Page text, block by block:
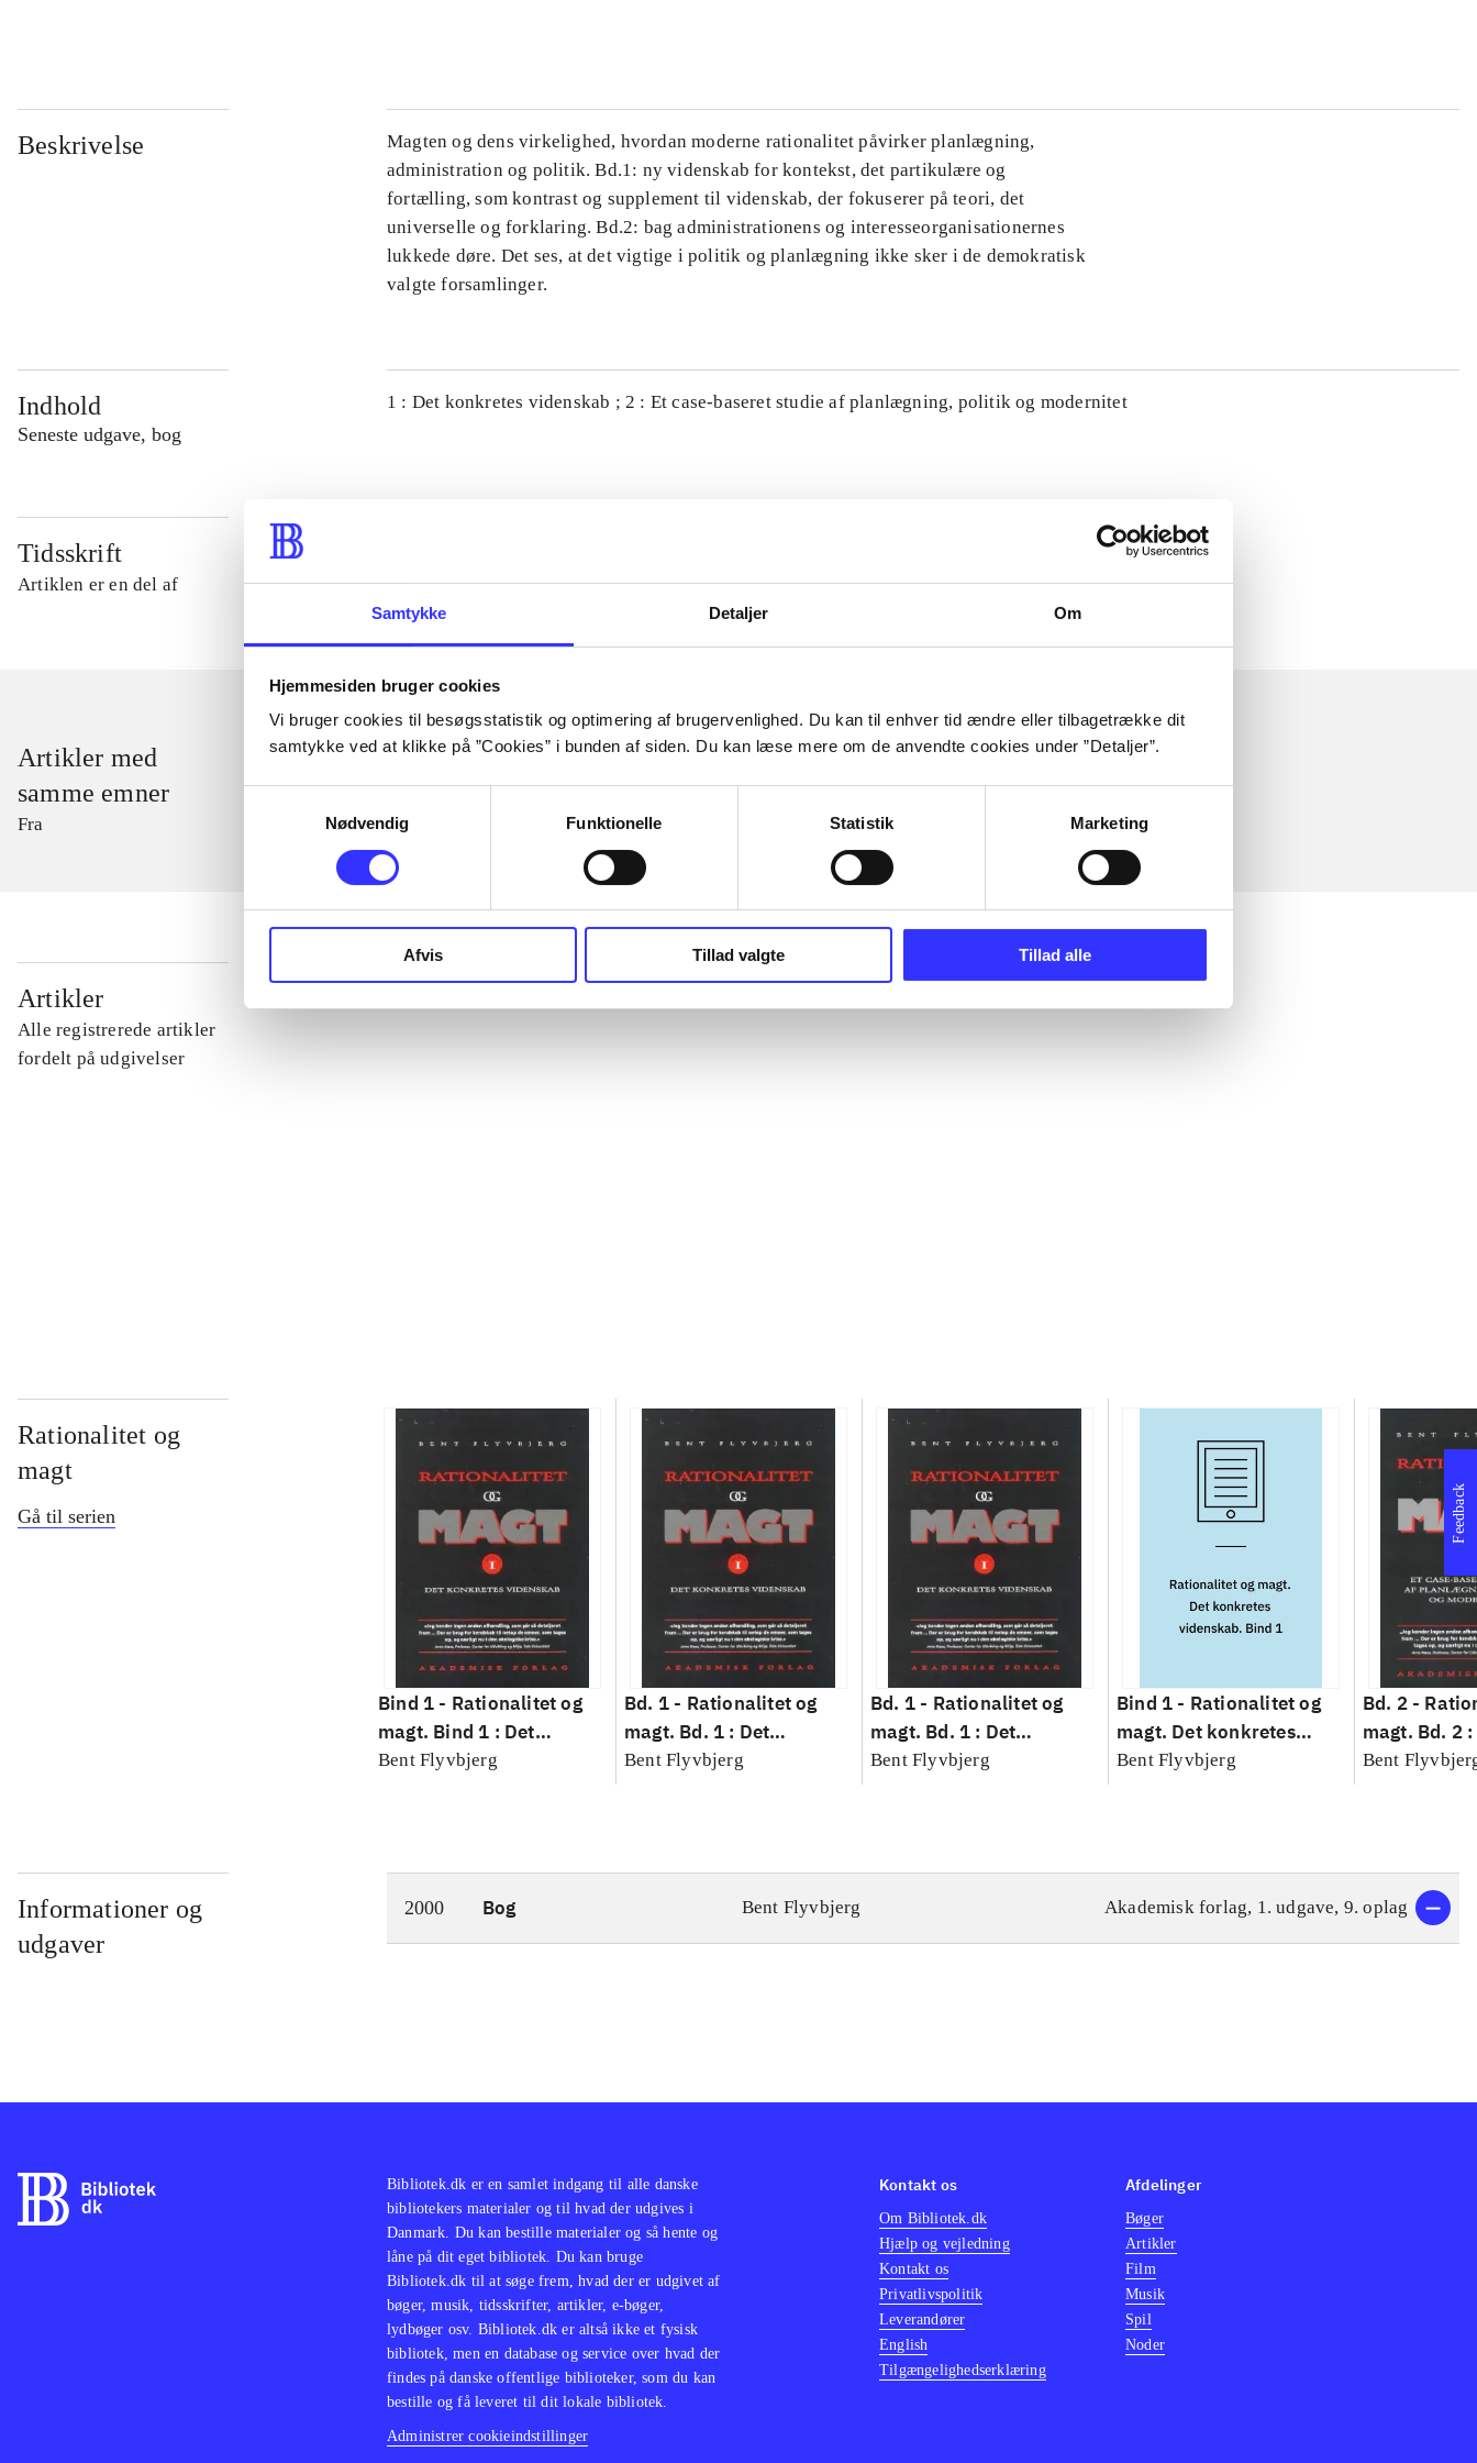
Samtykke Detaljer Om
Hjemmesiden bruger cookies
Vi bruger cookies til besøgsstatistik og optimering af brugervenlighed. Du kan til enhver tid ændre eller tilbagetrække dit
samtykke ved at klikke på ”Cookies” i bunden af siden. Du kan læse mere om de anvendte cookies under ”Detaljer”.
Nødvendig
Funktionelle Statistik Marketing
Afvis Tillad valgte Tillad alle
Beskrivelse
Magten og dens virkelighed, hvordan moderne rationalitet påvirker planlægning,
administration og politik. Bd.1: ny videnskab for kontekst, det partikulære og
fortælling, som kontrast og supplement til videnskab, der fokuserer på teori, det
universelle og forklaring. Bd.2: bag administrationens og interesseorganisationernes
lukkede døre. Det ses, at det vigtige i politik og planlægning ikke sker i de demokratisk
valgte forsamlinger.
Indhold
Seneste udgave, bog
1 : Det konkretes videnskab ; 2 : Et case-baseret studie af planlægning, politik og modernitet
Tidsskrift
Artiklen er en del af
Artikler med
samme emner
Fra
Artikler
Alle registrerede artikler
fordelt på udgivelser
...
Rationalitet og
magt
Gå til serien
Bind 1 - Rationalitet og
magt. Bind 1 : Det
konkretes videnskab
Bent Flyvbjerg
Bd. 1 - Rationalitet og
magt. Bd. 1 : Det
konkretes videnskab
Bent Flyvbjerg
Bd. 1 - Rationalitet og
magt. Bd. 1 : Det
konkretes videnskab
Bent Flyvbjerg
Bind 1 - Rationalitet og
magt. Det konkretes
videnskab. Bind 1
Bent Flyvbjerg
Bd. 2 -
magt. Bd. 2
baseret
Bent
Informationer og
udgaver
2000 Bog Bent Flyvbjerg Akademisk forlag, 1. udgave, 9. oplag
Feedback
Bibliotek.dk er en samlet indgang til alle danske
bibliotekers materialer og til hvad der udgives i
Danmark. Du kan bestille materialer og så hente og
låne på dit eget bibliotek. Du kan bruge
Bibliotek.dk til at søge frem, hvad der er udgivet af
bøger, musik, tidsskrifter, artikler, e-bøger,
lydbøger osv. Bibliotek.dk er altså ikke et fysisk
bibliotek, men en database og service over hvad der
findes på danske offentlige biblioteker, som du kan
bestille og få leveret til dit lokale bibliotek.
Administrer cookieindstillinger
Kontakt os
Om Bibliotek.dk
Hjælp og vejledning
Kontakt os
Privatlivspolitik
Leverandører
English
Tilgængelighedserklæring
Afdelinger
Bøger
Artikler
Film
Musik
Spil
Noder